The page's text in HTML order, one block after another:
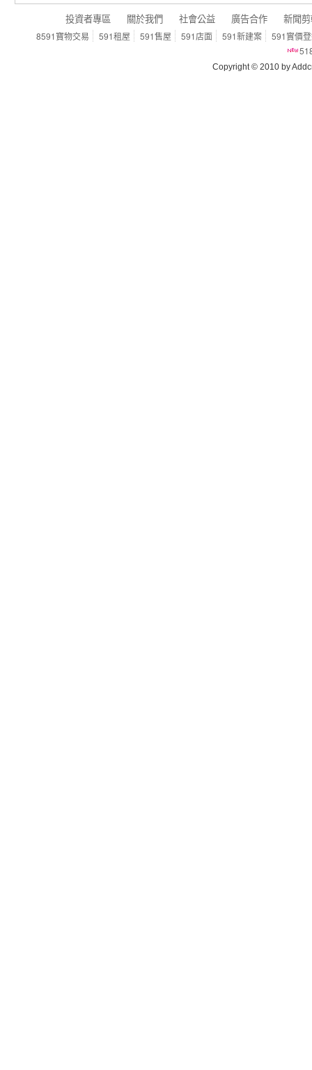
投資者專區 關於我們 社會公益 廣告合作 新聞
8591寶物交易 591租屋 591售屋 591店面 591新建案
591實價
Copyright © 2010 by